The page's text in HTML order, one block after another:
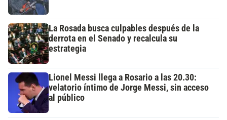
La Rosada busca culpables después de la
derrota en el Senado y recalcula su
estrategia
Lionel Messi llega a Rosario a las 20.30:
velatorio íntimo de Jorge Messi, sin acceso
al público